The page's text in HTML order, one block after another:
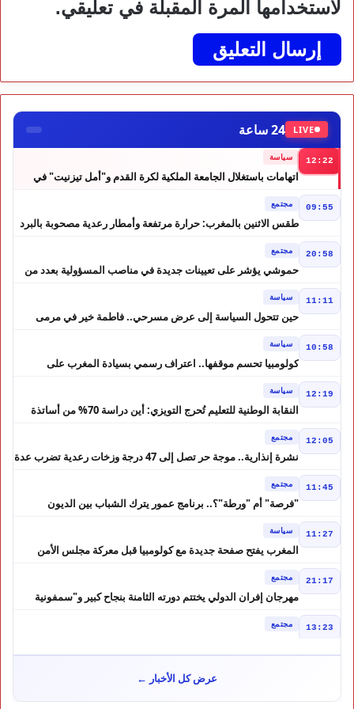
لاستخدامها المرة المقبلة في تعليقي.
LIVE 24 ساعة
12:22 سياسة
اتهامات باستغلال الجامعة الملكية لكرة القدم و"أمل تيزنيت" في
09:55 مجتمع
طقس الاثنين بالمغرب: حرارة مرتفعة وأمطار رعدية مصحوبة بالبرد
20:58 مجتمع
حموشي يؤشر على تعيينات جديدة في مناصب المسؤولية بعدد من
11:11 سياسة
حين تتحول السياسة إلى عرض مسرحي.. فاطمة خير في مرمى
10:58 سياسة
كولومبيا تحسم موقفها.. اعتراف رسمي بسيادة المغرب على
12:19 سياسة
النقابة الوطنية للتعليم تُحرج التويزي: أين دراسة 70% من أساتذة
12:05 مجتمع
نشرة إنذارية.. موجة حر تصل إلى 47 درجة وزخات رعدية تضرب عدة
11:45 مجتمع
"فرصة" أم "ورطة"؟.. برنامج عمور يترك الشباب بين الديون
11:27 سياسة
المغرب يفتح صفحة جديدة مع كولومبيا قبل معركة مجلس الأمن
21:17 مجتمع
مهرجان إفران الدولي يختتم دورته الثامنة بنجاح كبير و"سمفونية
13:23 مجتمع
إصلاح الوزارة
غضب داخل حزب الاستقلال بالحسيمة بسبب تفويض مضيان اقتراح
مرشح الانتخابات التشريعية
عرض كل الأخبار ←